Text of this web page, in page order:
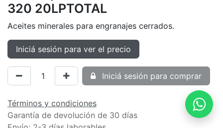
320 20LPTOTAL
Aceites minerales para engranajes cerrados.
Iniciá sesión para ver el precio
Iniciá sesión para comprar
Términos y condiciones
Garantía de devolución de 30 días